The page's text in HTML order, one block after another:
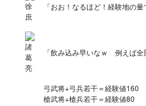
「おお！なるほど！経験地の
「飲み込み早いなｗ 例えば
弓武将+弓兵若干＝経験値160
槍武将+槍兵若干＝経験値80